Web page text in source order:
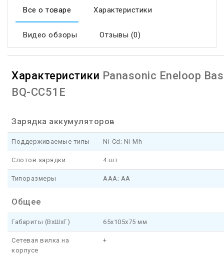
Все о товаре Характеристики
Видео обзоры Отзывы (0)
Характеристики Panasonic Eneloop
BQ-CC51E
Зарядка аккумуляторов
Поддерживаемые типы Ni-Cd; Ni-Mh
Слотов зарядки 4 шт
Типоразмеры AAA; AA
Общее
Габариты (ВхШхГ) 65x105x75 мм
Сетевая вилка на
корпусе
+